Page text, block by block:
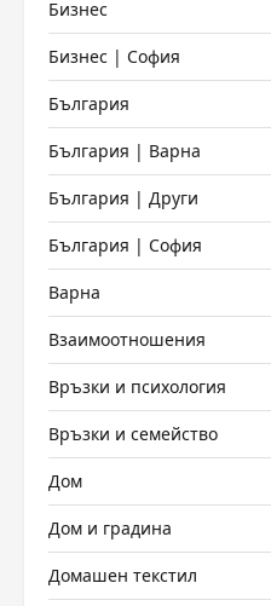
Бизнес
Бизнес | София
България
България | Варна
България | Други
България | София
Варна
Взаимоотношения
Връзки и психология
Връзки и семейство
Дом
Дом и градина
Домашен текстил